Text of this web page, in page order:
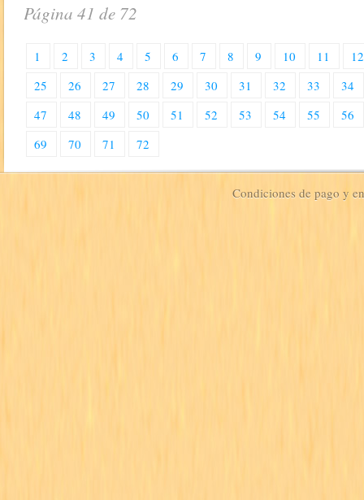
Página 41 de 72
1 2 3 4 5 6 7 8 9 10 11
12
25
26 27 28 29 30 31 32 33
34
47
48 49 50 51 52 53 54 55
56
69
70 71 72
Condiciones de pago y